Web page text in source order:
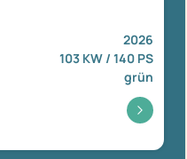
2026
103 KW / 140 PS
grün